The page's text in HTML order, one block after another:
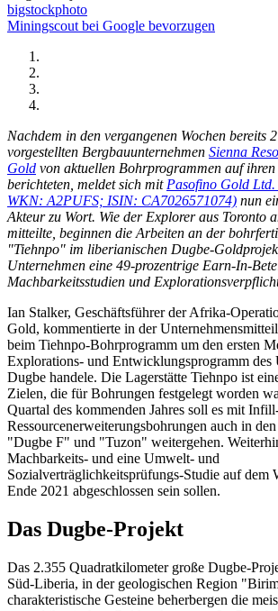
bigstockphoto
Miningscout bei Google bevorzugen
Nachdem in den vergangenen Wochen bereits
vorgestellten Bergbauunternehmen Sienna
Gold von aktuellen Bohrprogrammen auf
berichteten, meldet sich mit Pasofino Gold
WKN: A2PUFS; ISIN: CA7026571074) nun
Akteur zu Wort. Wie der Explorer aus Toronto
mitteilte, beginnen die Arbeiten an der
"Tiehnpo" im liberianischen Dugbe-
Unternehmen eine 49-prozentrige Earn-In-
Machbarkeitsstudien und
Ian Stalker, Geschäftsführer der Afrika-
Gold, kommentierte in der
beim Tiehnpo-Bohrprogramm um den ersten
Explorations- und Entwicklungsprogramm des
Dugbe handele. Die Lagerstätte Tiehnpo ist
Zielen, die für Bohrungen festgelegt worden
Quartal des kommenden Jahres soll es mit
Ressourcenerweiterungsbohrungen auch in
"Dugbe F" und "Tuzon" weitergehen.
Machbarkeits- und eine Umwelt- und
Sozialverträglichkeitsprüfungs-Studie auf dem
Ende 2021 abgeschlossen sein sollen.
Das Dugbe-Projekt
Das 2.355 Quadratkilometer große Dugbe-
Süd-Liberia, in der geologischen Region
charakteristische Gesteine beherbergen die